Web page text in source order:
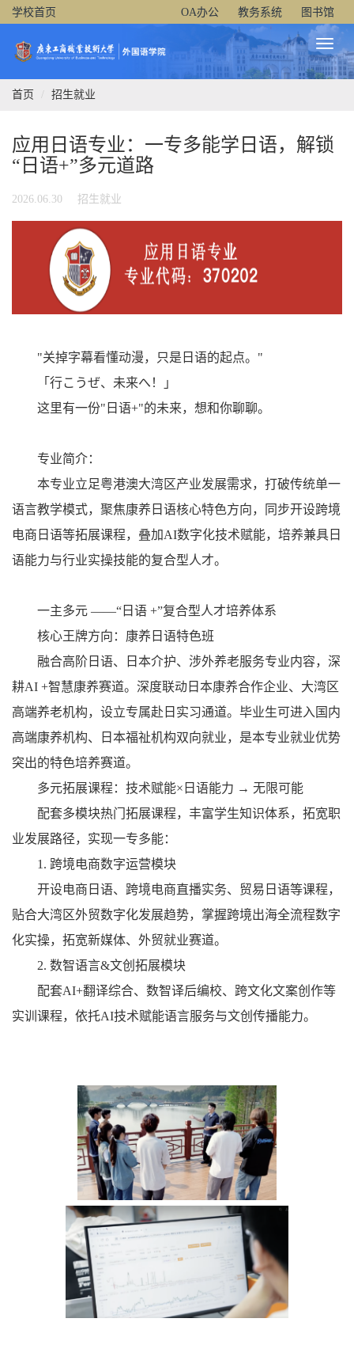
学校首页 OA办公 教务系统 图书馆
Toggle
首页
招生就业
应用日语专业：一专多能学日语，解锁
“日语+”多元道路
2026.06.30 招生就业
"关掉字幕看懂动漫，只是日语的起点。"
「行こうぜ、未来へ！」
这里有一份"日语+"的未来，想和你聊聊。
专业简介：
本专业立足粤港澳大湾区产业发展需求，打破传统单一
语言教学模式，聚焦康养日语核心特色方向，同步开设跨境
电商日语等拓展课程，叠加AI数字化技术赋能，培养兼具日
语能力与行业实操技能的复合型人才。
一主多元 ——“日语 +”复合型人才培养体系
核心王牌方向：康养日语特色班
融合高阶日语、日本介护、涉外养老服务专业内容，深
耕AI +智慧康养赛道。深度联动日本康养合作企业、大湾区
高端养老机构，设立专属赴日实习通道。毕业生可进入国内
高端康养机构、日本福祉机构双向就业，是本专业就业优势
突出的特色培养赛道。
多元拓展课程：技术赋能×日语能力 → 无限可能
配套多模块热门拓展课程，丰富学生知识体系，拓宽职
业发展路径，实现一专多能：
1. 跨境电商数字运营模块
开设电商日语、跨境电商直播实务、贸易日语等课程，
贴合大湾区外贸数字化发展趋势，掌握跨境出海全流程数字
化实操，拓宽新媒体、外贸就业赛道。
2. 数智语言&文创拓展模块
配套AI+翻译综合、数智译后编校、跨文化文案创作等
实训课程，依托AI技术赋能语言服务与文创传播能力。